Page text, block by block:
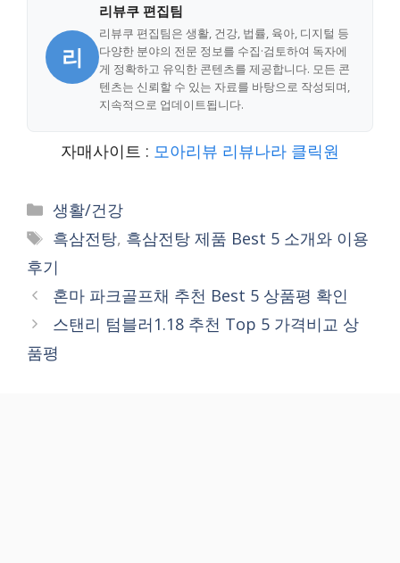
리
리뷰쿠 편집팀
리뷰쿠 편집팀은 생활, 건강, 법률, 육아, 디지털 등
다양한 분야의 전문 정보를 수집·검토하여 독자에
게 정확하고 유익한 콘텐츠를 제공합니다. 모든 콘
텐츠는 신뢰할 수 있는 자료를 바탕으로 작성되며,
지속적으로 업데이트됩니다.
자매사이트 : 모아리뷰 리뷰나라 클릭원
Categories
생활/건강
Tags
흑삼전탕, 흑삼전탕 제품 Best 5 소개와 이용
후기
혼마 파크골프채 추천 Best 5 상품평 확인
스탠리 텀블러1.18 추천 Top 5 가격비교 상
품평